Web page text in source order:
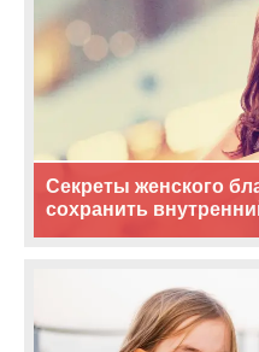
Секреты женского
сохранить